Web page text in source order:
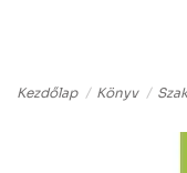
Kezdőlap Könyv